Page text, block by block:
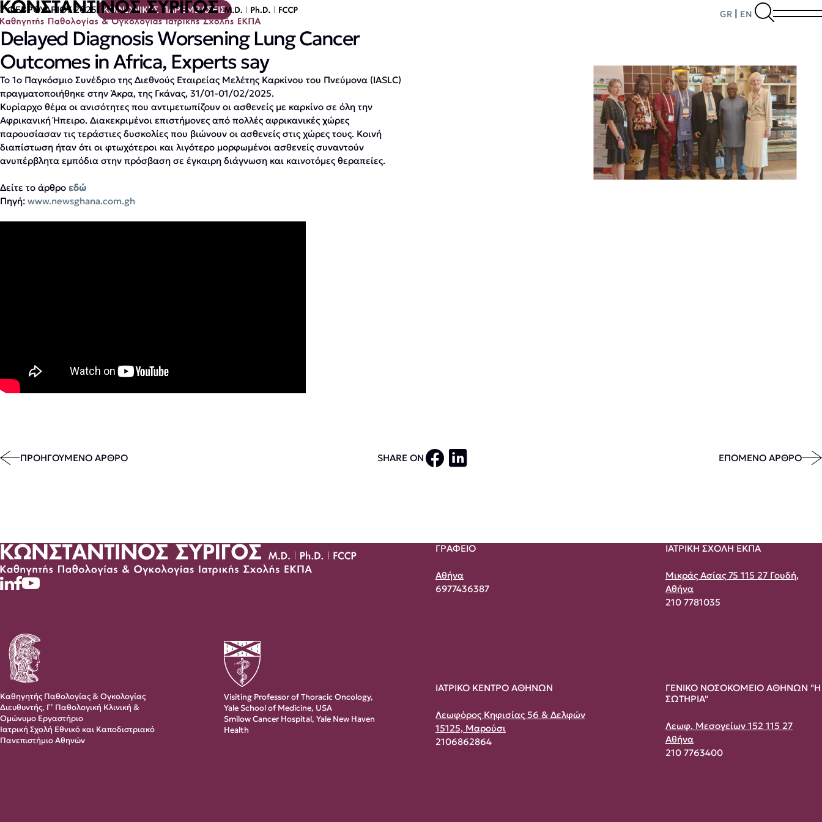
GR | EN
7 ΦΕΒΡΟΥΑΡΙΟΥ 2025 ΚΟΙΝΩΝΙΚΕΣ ΠΑΡΕΜΒΑΣΕΙΣ
Delayed Diagnosis Worsening Lung Cancer
Outcomes in Africa, Experts say
Το 1ο Παγκόσμιο Συνέδριο της Διεθνούς Εταιρείας Μελέτης Καρκίνου του Πνεύμονα (IASLC)
πραγματοποιήθηκε στην Άκρα, της Γκάνας, 31/01-01/02/2025.
Κυρίαρχο θέμα οι ανισότητες που αντιμετωπίζουν οι ασθενείς με καρκίνο σε όλη την
Αφρικανική Ήπειρο. Διακεκριμένοι επιστήμονες από πολλές αφρικανικές χώρες
παρουσίασαν τις τεράστιες δυσκολίες που βιώνουν οι ασθενείς στις χώρες τους. Κοινή
διαπίστωση ήταν ότι οι φτωχότεροι και λιγότερο μορφωμένοι ασθενείς συναντούν
ανυπέρβλητα εμπόδια στην πρόσβαση σε έγκαιρη διάγνωση και καινοτόμες θεραπείες.
Δείτε το άρθρο εδώ
Πηγή: www.newsghana.com.gh
ΠΡΟΗΓΟΥΜΕΝΟ ΑΡΘΡΟ SHARE ON ΕΠΟΜΕΝΟ ΑΡΘΡΟ
ΓΡΑΦΕΙΟ
Αθήνα
6977436387
ΙΑΤΡΙΚΗ ΣΧΟΛΗ ΕΚΠΑ
Μικράς Ασίας 75 115 27 Γουδή,
Αθήνα
210 7781035
ΙΑΤΡΙΚΟ ΚΕΝΤΡΟ ΑΘΗΝΩΝ
Λεωφόρος Κηφισίας 56 & Δελφών
15125, Μαρούσι
2106862864
ΓΕΝΙΚΟ ΝΟΣΟΚΟΜΕΙΟ ΑΘΗΝΩΝ "Η
ΣΩΤΗΡΙΑ"
Λεωφ. Μεσογείων 152 115 27
Αθήνα
210 7763400
Καθηγητής Παθολογίας & Ογκολογίας
Διευθυντής, Γ’ Παθολογική Κλινική &
Ομώνυμο Εργαστήριο
Ιατρική Σχολή Εθνικό και Καποδιστριακό
Πανεπιστήμιο Αθηνών
Visiting Professor of Thoracic Oncology,
Yale School of Medicine, USA
Smilow Cancer Hospital, Yale New Haven
Health